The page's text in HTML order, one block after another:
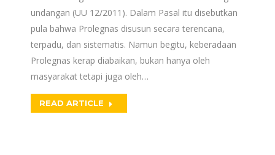
undangan (UU 12/2011). Dalam Pasal itu disebutkan
pula bahwa Prolegnas disusun secara terencana,
terpadu, dan sistematis. Namun begitu, keberadaan
Prolegnas kerap diabaikan, bukan hanya oleh
masyarakat tetapi juga oleh…
READ ARTICLE